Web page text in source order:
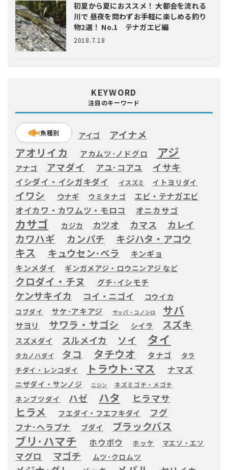
初夏から夏におススメ！ 大都会を流れる
川で 昼夜を問わずお手軽に楽しめる釣り
物2選！ No.1 テナガエビ編
2018.7.18
KEYWORD
注目のキーワード
魚種別 アイゴ アイナメ
アオリイカ アカムツ･ノドグロ アジ
アナゴ アマダイ アユ･コアユ イサキ
イシダイ・イシガキダイ イスズミ イトヨリダイ
イワシ ウナギ ウミタナゴ エビ・テナガエビ
オイカワ・カワムツ・モロコ オニカサゴ
カサゴ カジカ カツオ カマス カレイ
カワハギ カンパチ キジハタ・アコウ
キス キュウセン･ベラ キンギョ
キンメダイ ギンガメアジ・ロウニンアジ など
クロダイ・チヌ グチ･イシモチ
ケンサキイカ コイ・ニゴイ コウイカ
コブダイ サケ･アキアジ サッパ・コノシロ サバ
サヨリ サワラ・サゴシ シイラ スズキ
スズメダイ スルメイカ ソイ タイ
タカノハダイ タコ タチウオ タナゴ
タラ
チダイ・レンコダイ
トラウト･マス ナマズ
ニザダイ・サンノジ ニシン ネズミゴチ・メゴチ
ネンブツダイ ハゼ ハタ ヒラマサ
ヒラメ フエダイ・フエフキダイ フグ
フナ･ヘラブナ ブダイ ブラックバス
ブリ･ハマチ ホウボウ ホッケ マエソ・エソ
マグロ マゴチ ムツ･クロムツ